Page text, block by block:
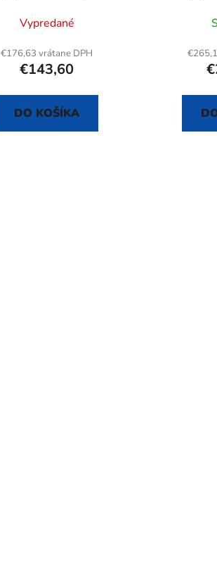
Vypredané
€176,63 vrátane DPH
€143,60
DO KOŠÍKA